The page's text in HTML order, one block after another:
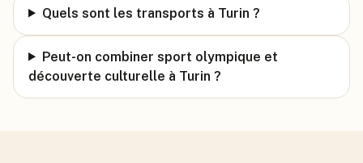
Quels sont les transports à Turin ?
Peut-on combiner sport olympique et
découverte culturelle à Turin ?